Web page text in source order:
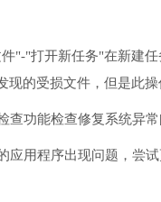
"-"打开新任务"在新建
的受损文件，但是此操
功能检查修复系统异常
应用程序出现问题，尝